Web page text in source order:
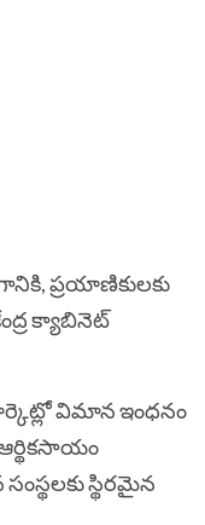
ప్రయాణికులకు
క్యాబినెట్
విమాన ఇంధనం
స్థిరమైన